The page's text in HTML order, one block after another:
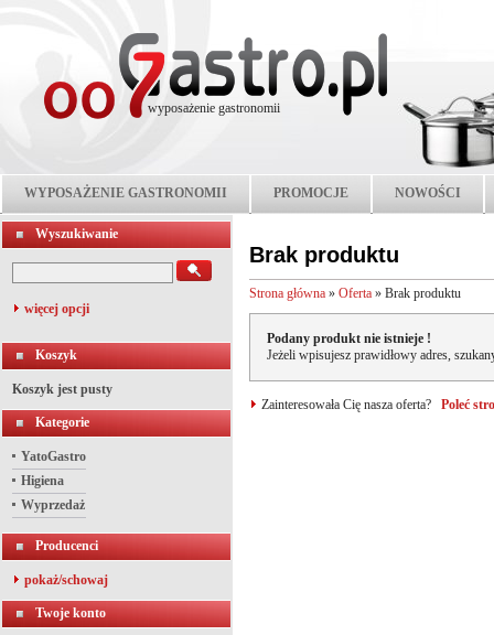
wyposażenie gastronomii
WYPOSAŻENIE GASTRONOMII PROMOCJE NOWOŚCI
Wyszukiwanie
więcej opcji
Koszyk
Koszyk jest pusty
Kategorie
YatoGastro
Higiena
Wyprzedaż
Producenci
pokaż/schowaj
Twoje konto
Brak produktu
Strona główna » Oferta » Brak produktu
Podany produkt nie istnieje !
Jeżeli wpisujesz prawidłowy adres,
Zainteresowała Cię nasza oferta? Poleć